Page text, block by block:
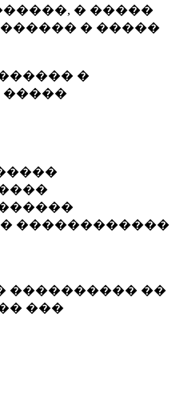
� �����
� �����
�
�����
������������
���������� ��
���